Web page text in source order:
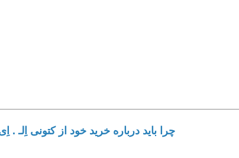
چرا باید درباره خرید خود از کتونی اِلـ .